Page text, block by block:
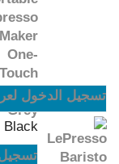
تسجيل الدخول
Black